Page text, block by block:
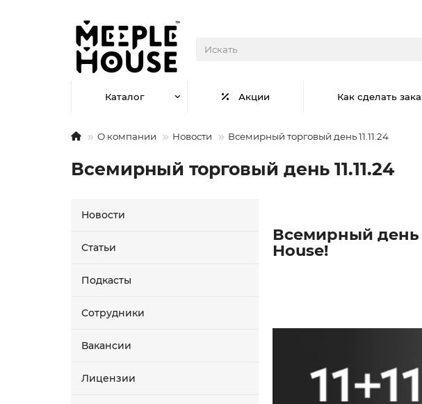
Каталог Акции Как сделать
О компании Новости Всемирный торговый день 11.11.24
Всемирный торговый день 11.11.24
Новости
Статьи
Подкасты
Сотрудники
Вакансии
Лицензии
Всемирный день
House!